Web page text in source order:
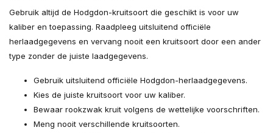
Gebruik altijd de Hodgdon-kruitsoort die geschikt is voor uw
kaliber en toepassing. Raadpleeg uitsluitend officiële
herlaadgegevens en vervang nooit een kruitsoort door een ander
type zonder de juiste laadgegevens.
Gebruik uitsluitend officiële Hodgdon-herlaadgegevens.
Kies de juiste kruitsoort voor uw kaliber.
Bewaar rookzwak kruit volgens de wettelijke voorschriften.
Meng nooit verschillende kruitsoorten.